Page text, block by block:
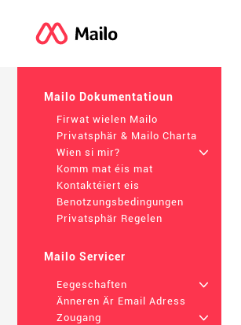
Mailo Dokumentatioun
Firwat wielen Mailo
Privatsphär & Mailo Charta
Wien si mir?
+
Komm mat éis mat
Kontaktéiert eis
Benotzungsbedingungen
Privatsphär Regelen
Mailo Servicer
Eegeschaften
+
Änneren Är Email Adress
Zougang
+